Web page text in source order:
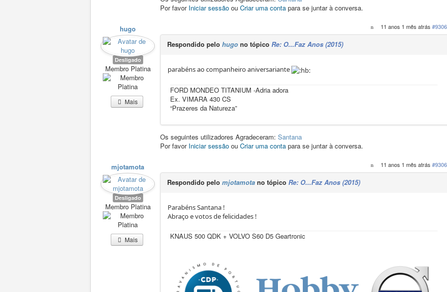
Por favor Iniciar sessão ouCriar uma conta para se juntar à conversa.
hugo
Desligado
Membro Platina
Mais
11 anos 1 mês atrás
Respondido pelohugo no tópicoRe: O...Faz Anos (2015)
parabéns ao companheiro aniversariante
FORD MONDEO TITANIUM -Adria adora
Ex. VIMARA 430 CS
“Prazeres da Natureza”
Os seguintes utilizadores Agradeceram:Santana
Por favor Iniciar sessão ouCriar uma conta para se juntar à conversa.
mjotamota
Desligado
Membro Platina
Mais
11 anos 1 mês atrás
Respondido pelomjotamota no tópicoRe: O...Faz Anos (2015)
Parabéns Santana !
Abraço e votos de felicidades !
KNAUS 500 QDK + VOLVO S60 D5 Geartronic